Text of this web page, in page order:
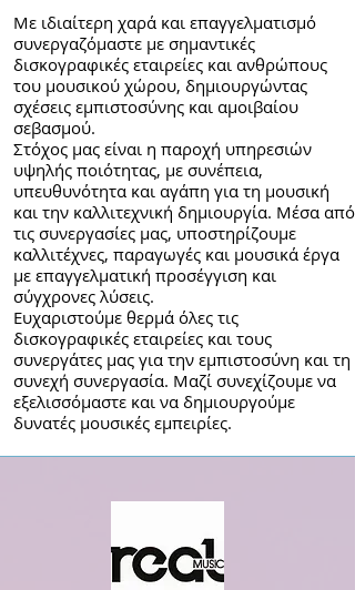
Με ιδιαίτερη χαρά και επαγγελματισμό
συνεργαζόμαστε με σημαντικές
δισκογραφικές εταιρείες και ανθρώπους
του μουσικού χώρου, δημιουργώντας
σχέσεις εμπιστοσύνης και αμοιβαίου
σεβασμού.
Στόχος μας είναι η παροχή υπηρεσιών
υψηλής ποιότητας, με συνέπεια,
υπευθυνότητα και αγάπη για τη μουσική
και την καλλιτεχνική δημιουργία. Μέσα από
τις συνεργασίες μας, υποστηρίζουμε
καλλιτέχνες, παραγωγές και μουσικά έργα
με επαγγελματική προσέγγιση και
σύγχρονες λύσεις.
Ευχαριστούμε θερμά όλες τις
δισκογραφικές εταιρείες και τους
συνεργάτες μας για την εμπιστοσύνη και τη
συνεχή συνεργασία. Μαζί συνεχίζουμε να
εξελισσόμαστε και να δημιουργούμε
δυνατές μουσικές εμπειρίες.